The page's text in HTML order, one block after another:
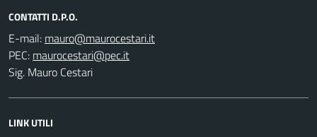
CONTATTI D.P.O.
E-mail:
PEC:
Sig. Mauro Cestari
LINK UTILI